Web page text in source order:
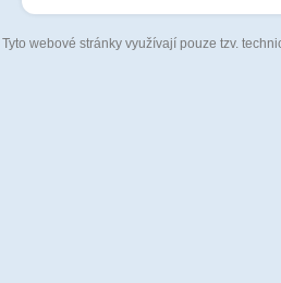
Tyto webové stránky využívají pouze tzv.